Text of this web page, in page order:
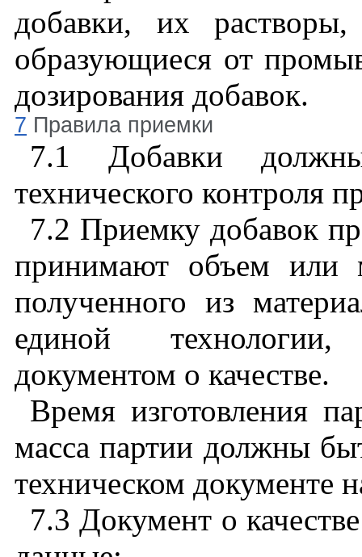
добавки, их
образующиеся от
дозирования добавок.
7 Правила приемки
7.1 Добавки
технического контроля
7.2 Приемку добавок
принимают объем или
полученного из
единой
документом о качестве.
Время изготовления
масса партии должны
техническом документе
7.3 Документ о